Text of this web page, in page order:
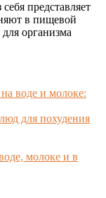
представляет
в пищевой
организма
воде и молоке:
для похудения
молоке и в